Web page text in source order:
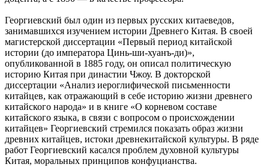
Георгиевский был один из первых русских китаеведов,
занимавшихся изучением истории Древнего Китая. В своей
магистерской диссертации «Первый период китайской
истории (до императора Цинь-ши-хуанъ-ди)»,
опубликованной в 1885 году, он описал политическую
историю Китая при династии Чжоу. В докторской
диссертации «Анализ иероглифической письменности
китайцев, как отражающий в себе историю жизни древнего
китайского народа» и в книге «О корневом составе
китайского языка, в связи с вопросом о происхождении
китайцев» Георгиевский стремился показать образ жизни
древних китайцев, истоки древнекитайской культуры. В ряде
работ Георгиевский касался проблем духовной культуры
Китая, моральных принципов конфуцианства.